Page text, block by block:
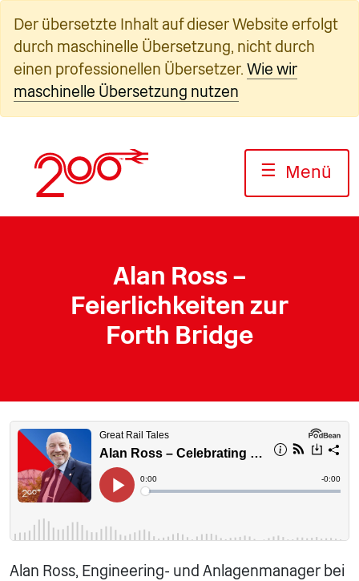
Inhalt
springen
Der übersetzte Inhalt auf dieser Website erfolgt
durch maschinelle Übersetzung, nicht durch
einen professionellen Übersetzer. Wie wir
maschinelle Übersetzung nutzen
☰ Menü
Alan Ross –
Feierlichkeiten zur
Forth Bridge
Alan Ross, Engineering- und Anlagenmanager bei